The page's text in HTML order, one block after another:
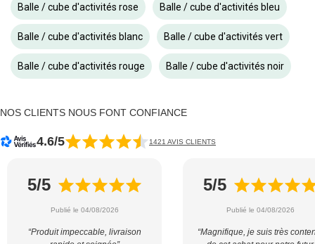
Balle / cube d'activités rose Balle / cube d'activités bleu
Balle / cube d'activités blanc Balle / cube d'activités vert
Balle / cube d'activités rouge Balle / cube d'activités noir
NOS CLIENTS NOUS FONT CONFIANCE
4.6/5 1421 AVIS CLIENTS
5/5
Publié le 04/08/2026
“Produit impeccable, livraison
5/5
Publié le 04/08/2026
“Magnifique, je suis très